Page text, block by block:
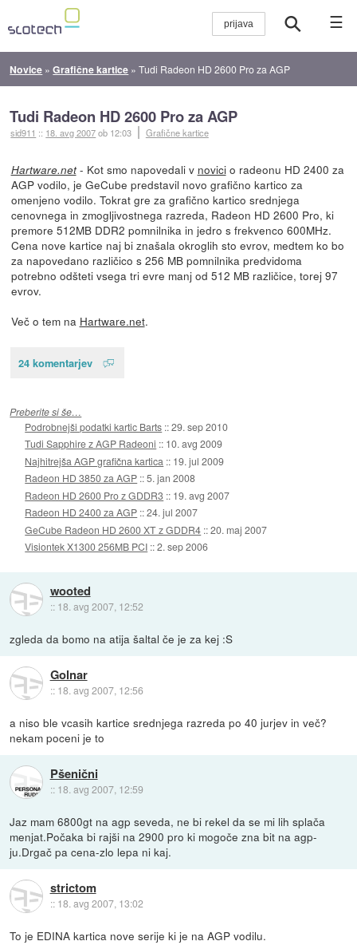
☰
Novice »Grafične kartice »Tudi Radeon HD 2600 Pro za AGP
Tudi Radeon HD 2600 Pro za AGP
sid911 :: 18. avg 2007ob 12:03 Grafične kartice
Hartware.net- Kot smo napovedali v novicio radeonu HD 2400 za
AGP vodilo, je GeCube predstavil novo grafično kartico za
omenjeno vodilo. Tokrat gre za grafično kartico srednjega
cenovnega in zmogljivostnega razreda, Radeon HD 2600 Pro, ki
premore 512MB DDR2 pomnilnika in jedro s frekvenco 600MHz.
Cena nove kartice naj bi znašala okroglih sto evrov, medtem ko bo
za napovedano različico s 256 MB pomnilnika predvidoma
potrebno odšteti vsega tri evre manj od 512 MB različice, torej 97
evrov.
Več o tem na Hartware.net.
24 komentarjev
Preberite si še…
Podrobnejši podatki kartic Barts ::29. sep 2010
Tudi Sapphire z AGP Radeoni :: 10. avg 2009
Najhitrejša AGP grafična kartica :: 19. jul 2009
Radeon HD 3850 za AGP ::5. jan 2008
Radeon HD 2600 Pro z GDDR3 :: 19. avg 2007
Radeon HD 2400 za AGP ::24. jul 2007
GeCube Radeon HD 2600 XT z GDDR4 ::20. maj 2007
Visiontek X1300 256MB PCI ::2. sep 2006
wooted
:: 18. avg 2007, 12:52
zgleda da bomo na atija šaltal če je za kej :S
Golnar
:: 18. avg 2007, 12:56
a niso ble vcasih kartice srednjega razreda po 40 jurjev in več?
nekam poceni je to
Pšenični
:: 18. avg 2007, 12:59
Jaz mam 6800gt na agp seveda, ne bi rekel da se mi lih splača
menjat.Počaka bi rajši na 2900 pro ki mogoče zna bit na agp-
ju.Drgač pa cena-zlo lepa ni kaj.
strictom
:: 18. avg 2007, 13:02
To je EDINA kartica nove serije ki je na AGP vodilu.